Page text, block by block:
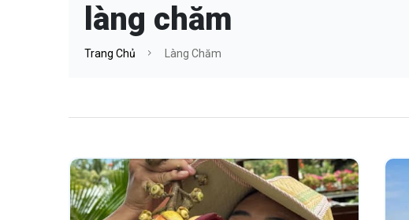
làng chăm
Trang Chủ Làng Chăm